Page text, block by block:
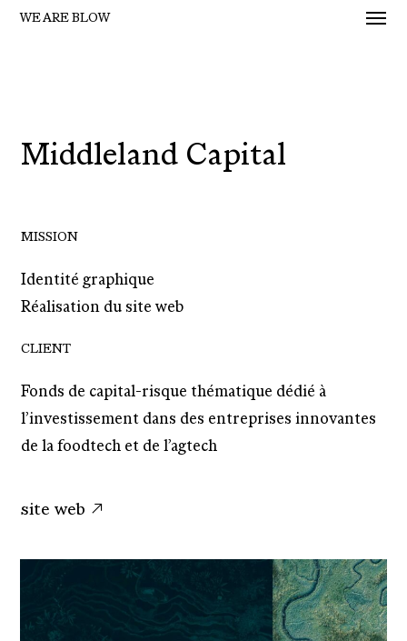
SkipWE ARE BLOW
Menu
Middleland Capital
MISSION
Identité graphique
Réalisation du site web
CLIENT
Fonds de capital‑risque thématique dédié à
l’investissement dans des entreprises innovantes
de la foodtech et de l’agtech
site web